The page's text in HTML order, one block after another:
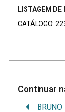
LISTAGEM DE
CATÁLOGO:
Continuar
BRUNO